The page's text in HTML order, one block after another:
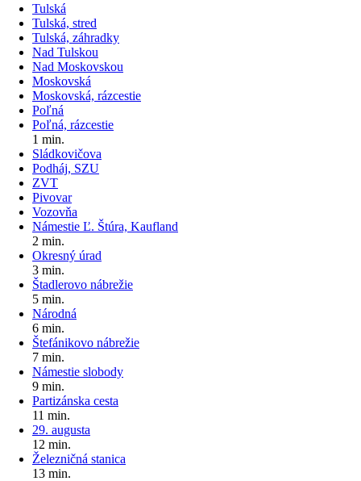
Tulská
Tulská, stred
Tulská, záhradky
Nad Tulskou
Nad Moskovskou
Moskovská
Moskovská, rázcestie
Poľná
Poľná, rázcestie
1 min.
Sládkovičova
Podháj, SZU
ZVT
Pivovar
Vozovňa
Námestie Ľ. Štúra, Kaufland
2 min.
Okresný úrad
3 min.
Štadlerovo nábrežie
5 min.
Národná
6 min.
Štefánikovo nábrežie
7 min.
Námestie slobody
9 min.
Partizánska cesta
11 min.
29. augusta
12 min.
Železničná stanica
13 min.